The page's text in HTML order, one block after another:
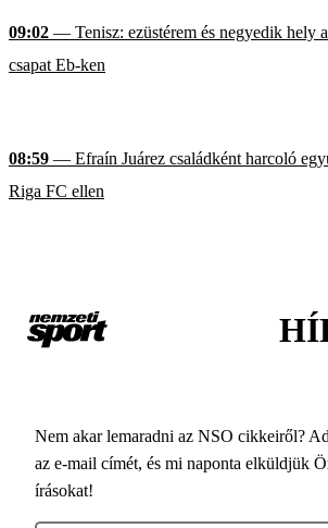
09:02 — Tenisz: ezüstérem és negyedik hely
csapat Eb-ken
08:59 — Efraín Juárez családként harcoló
Riga FC ellen
Nem akar lemaradni az NSO cikkeiről?
az e-mail címét, és mi naponta elküldjük
írásokat!